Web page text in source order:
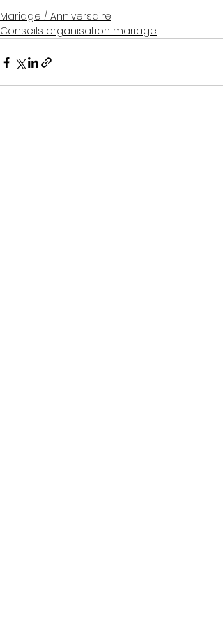
Mariage / Anniversaire
Conseils organisation mariage